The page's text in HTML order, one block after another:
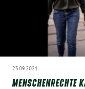
23.09.2021
MENSCHENRECHTE